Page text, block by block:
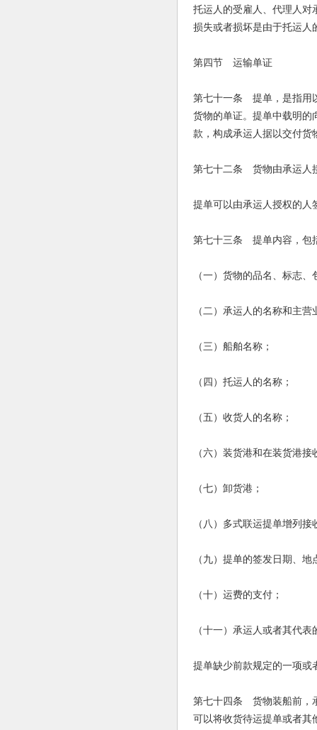
托运人的受雇人、代理人对
损失或者损坏是由于托运人
第四节 运输单证
第七十一条 提单，是指用
货物的单证。提单中载明的
款，构成承运人据以交付货
第七十二条 货物由承运人
提单可以由承运人授权的人
第七十三条 提单内容，包
（一）货物的品名、标志
（二）承运人的名称和主营
（三）船舶名称；
（四）托运人的名称；
（五）收货人的名称；
（六）装货港和在装货港
（七）卸货港；
（八）多式联运提单增列
（九）提单的签发日期、地
（十）运费的支付；
（十一）承运人或者其代表
提单缺少前款规定的一项或
第七十四条 货物装船前，
可以将收货待运提单或者其